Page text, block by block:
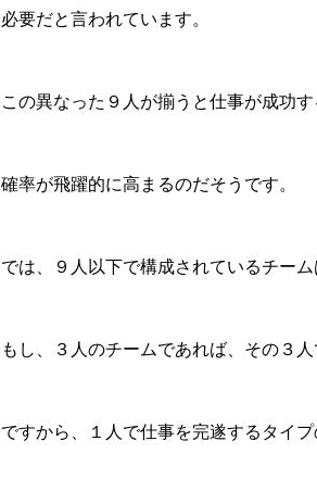
必要だと言われています。
この異なった９人が揃うと仕事が成功す
確率が飛躍的に高まるのだそうです。
では、９人以下で構成されているチーム
もし、３人のチームであれば、その３
ですから、１人で仕事を完遂するタイ